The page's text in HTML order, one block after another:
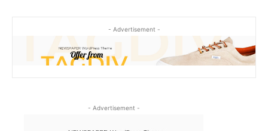
- Advertisement -
- Advertisement -